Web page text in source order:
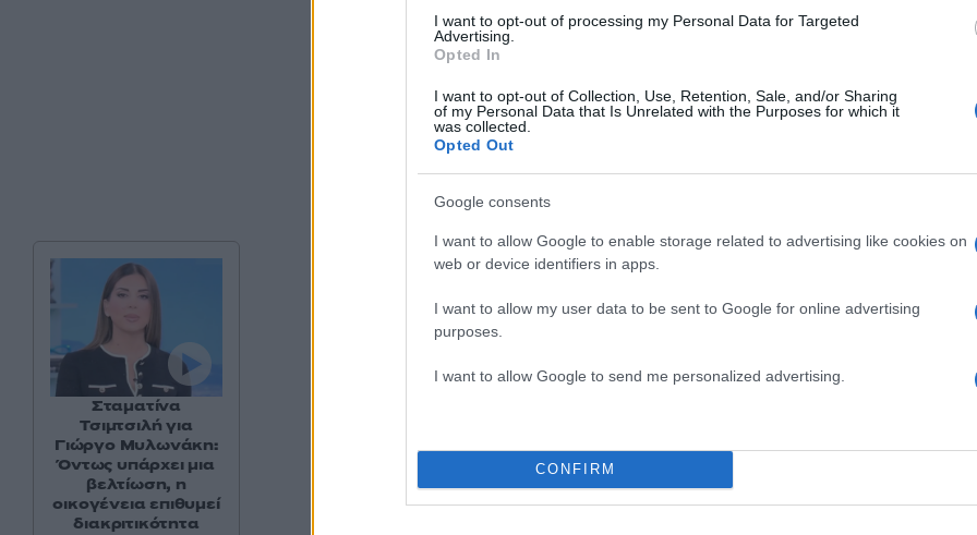
I want to opt-out of processing my Personal Data for Targeted
Advertising.
Opted In
I want to opt-out of Collection, Use, Retention, Sale, and/or Sharing
of my Personal Data that Is Unrelated with the Purposes for which it
was collected.
Opted Out
Google consents
I want to allow Google to enable storage related to advertising like cookies on
web or device identifiers in apps.
I want to allow my user data to be sent to Google for online advertising
purposes.
I want to allow Google to send me personalized advertising.
CONFIRM
Σταματίνα
Τσιμτσιλή για
Γιώργο Μυλωνάκη:
Όντως υπάρχει μια
βελτίωση, η
οικογένεια επιθυμεί
διακριτικότητα